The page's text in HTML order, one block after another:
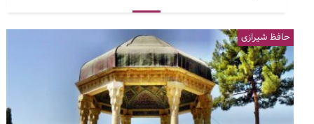
حافظ شیرازی